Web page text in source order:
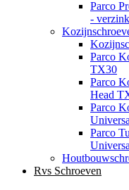
Parco
-
Parco
TX30
Parco
Head
Parco
Parco
Rvs Schroeven